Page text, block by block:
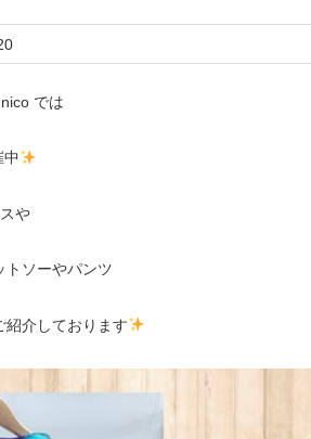
では
や
トソーやパンツ
紹介しております